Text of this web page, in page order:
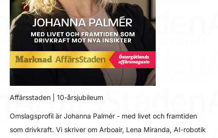
Affärsstaden | 10-årsjubileum
Omslagsprofil är Johanna Palmér - med livet och framtiden
som drivkraft. Vi skriver om Arboair, Lena Miranda, AI-robotik